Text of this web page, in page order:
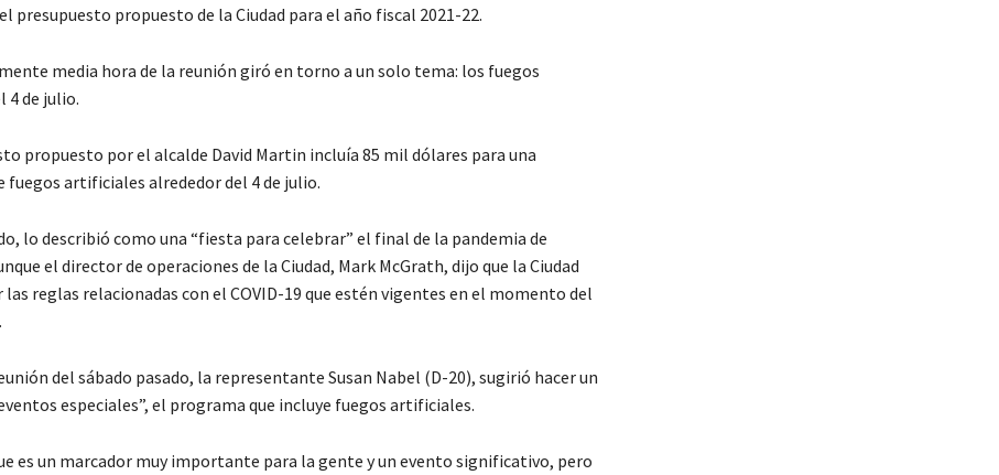
presupuesto propuesto de la Ciudad para el año fiscal 2021-22.
media hora de la reunión giró en torno a un solo tema: los fuegos
4 de julio.
propuesto por el alcalde David Martin incluía 85 mil dólares para una
fuegos artificiales alrededor del 4 de julio.
lo describió como una “fiesta para celebrar” el final de la pandemia de
el director de operaciones de la Ciudad, Mark McGrath, dijo que la Ciudad
reglas relacionadas con el COVID-19 que estén vigentes en el momento del
del sábado pasado, la representante Susan Nabel (D-20), sugirió hacer un
especiales”, el programa que incluye fuegos artificiales.
es un marcador muy importante para la gente y un evento significativo, pero